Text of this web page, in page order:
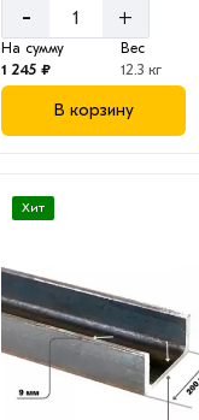
- +
На сумму
1 245 ₽
Вес
12.3 кг
В корзину
Хит